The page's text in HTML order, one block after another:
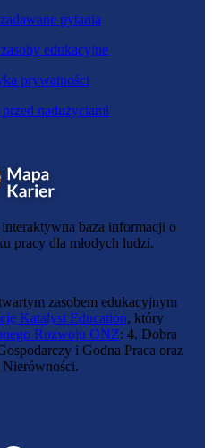
baza informacji o
pracy dla młodych ludzi.
pytania
edukacyjne
prywatności
nadużyciami
zasobem edukacyjnym
Katalyst Education, który
Rozwoju ONZ: 4. Dobra
i Godna Praca oraz